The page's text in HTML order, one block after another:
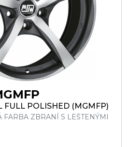
FULL POLISHED (MGMFP)
FARBA ZBRANÍ S LEŠTENÝMI